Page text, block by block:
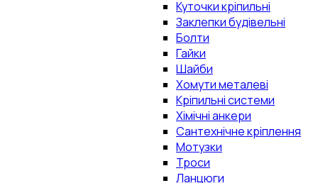
Куточки кріпильні
Заклепки будівельні
Болти
Гайки
Шайби
Хомути металеві
Кріпильні системи
Хімічні анкери
Сантехнічне кріплення
Мотузки
Троси
Ланцюги